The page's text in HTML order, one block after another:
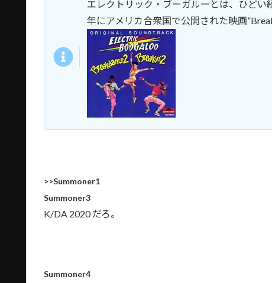
エレクトリック・ブーガルーとは、ひど
年にアメリカ合衆国で公開された映画
>>Summoner1
Summoner3
K/DA 2020 だろ。
Summoner4